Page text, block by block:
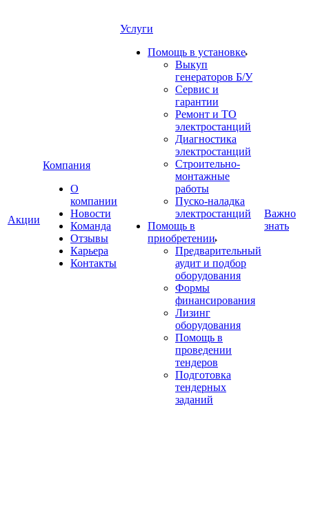
Акции
Компания
О
компании
Новости
Команда
Отзывы
Карьера
Контакты
Услуги
Помощь в установке
Выкуп
генераторов Б/У
Сервис и
гарантии
Ремонт и ТО
электростанций
Диагностика
электростанций
Строительно-
монтажные
работы
Пуско-наладка
электростанций
Помощь в
приобретении
Предварительный
аудит и подбор
оборудования
Формы
финансирования
Лизинг
оборудования
Помощь в
проведении
тендеров
Подготовка
тендерных
заданий
Важно
знать